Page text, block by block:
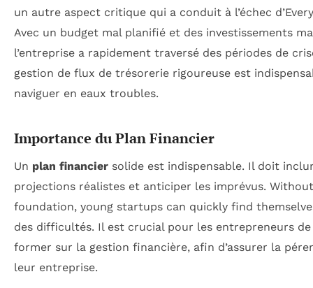
un autre aspect critique qui a conduit à l’échec
Avec un budget mal planifié et des investissements
l’entreprise a rapidement traversé des périodes de
gestion de flux de trésorerie rigoureuse est
naviguer en eaux troubles.
Importance du Plan Financier
Un plan financier solide est indispensable. Il doit
projections réalistes et anticiper les imprévus.
foundation, young startups can quickly find
des difficultés. Il est crucial pour les entrepreneurs de
former sur la gestion financière, afin d’assurer la
leur entreprise.